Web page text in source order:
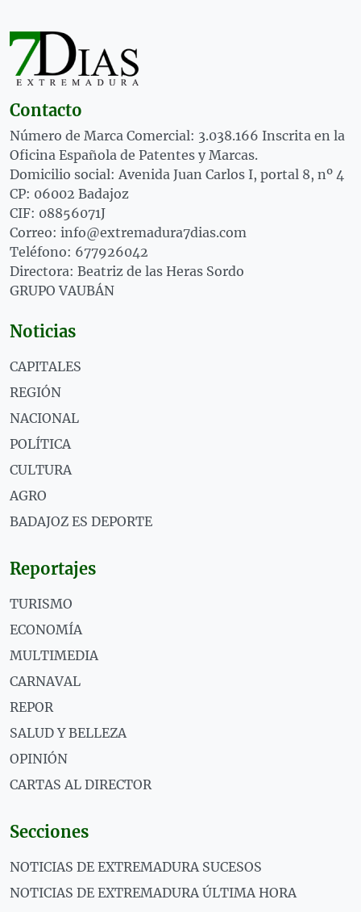
Contacto
Número de Marca Comercial: 3.038.166 Inscrita en la
Oficina Española de Patentes y Marcas.
Domicilio social: Avenida Juan Carlos I, portal 8, nº 4
CP: 06002 Badajoz
CIF: 08856071J
Correo: info@extremadura7dias.com
Teléfono: 677926042
Directora: Beatriz de las Heras Sordo
GRUPO VAUBÁN
Noticias
CAPITALES
REGIÓN
NACIONAL
POLÍTICA
CULTURA
AGRO
BADAJOZ ES DEPORTE
Reportajes
TURISMO
ECONOMÍA
MULTIMEDIA
CARNAVAL
REPOR
SALUD Y BELLEZA
OPINIÓN
CARTAS AL DIRECTOR
Secciones
NOTICIAS DE EXTREMADURA SUCESOS
NOTICIAS DE EXTREMADURA ÚLTIMA HORA